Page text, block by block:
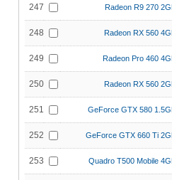
247 Radeon R9 270
248 Radeon RX 560
249 Radeon Pro 460
250 Radeon RX 560
251 GeForce GTX 580
252 GeForce GTX 660 Ti
253 Quadro T500 Mobile